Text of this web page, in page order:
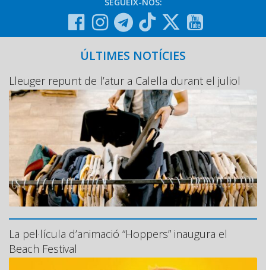
ÚLTIMES NOTÍCIES
Lleuger repunt de l’atur a Calella durant el juliol
La pel·lícula d’animació “Hoppers” inaugura el
Beach Festival